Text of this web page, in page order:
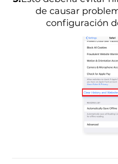
de causar
configuración